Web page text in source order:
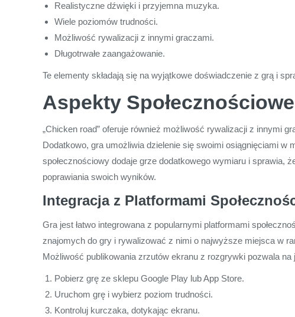
Realistyczne dźwięki i przyjemna muzyka.
Wiele poziomów trudności.
Możliwość rywalizacji z innymi graczami.
Długotrwałe zaangażowanie.
Te elementy składają się na wyjątkowe doświadczenie z grą i
Aspekty
„Chicken road” oferuje również możliwość rywalizacji z innymi
Dodatkowo, gra umożliwia dzielenie się swoimi osiągnięciami
społecznościowy dodaje grze dodatkowego wymiaru i
poprawiania swoich wyników.
Integracja z Platformami
Gra jest łatwo integrowana z popularnymi platformami
znajomych do gry i rywalizować z nimi o najwyższe miejsca w
Możliwość publikowania zrzutów ekranu z rozgrywki pozwala
Pobierz grę ze sklepu Google Play lub App Store.
Uruchom grę i wybierz poziom trudności.
Kontroluj kurczaka, dotykając ekranu.